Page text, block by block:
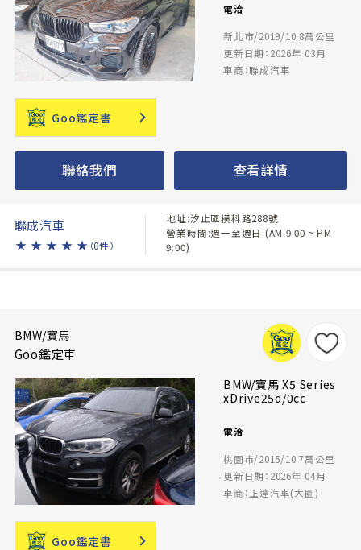
電洽
新北市/2019/10.8萬公里
更新日期：2026年 03月
車商：聯成汽車
Goo鑑定書
聯絡我們 查看詳情
聯成汽車
★ ★ ★ ★ ★ （0件）
地址:汐止區橫科路288號
營業時間:週一至週日 (AM 9:00 ~ PM
9:00)
BMW/寶馬
Goo鑑定車
BMW/寶馬 X5 Series
xDrive25d/0cc
電洽
桃園市/2015/10.7萬公里
更新日期：2026年 04月
車商：正達汽車(大園)
Goo鑑定書